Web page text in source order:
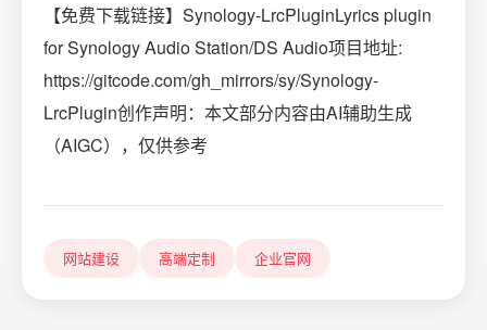
【免费下载链接】Synology-LrcPluginLyrics plugin
for Synology Audio Station/DS Audio项目地址:
https://gitcode.com/gh_mirrors/sy/Synology-
LrcPlugin创作声明：本文部分内容由AI辅助生成
（AIGC），仅供参考
网站建设 高端定制 企业官网